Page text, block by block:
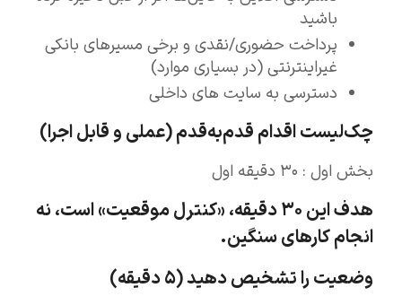
باشید
پرداخت حضوری/نقدی و برخی مسیرهای بانکی
غیراینترنتی (در بسیاری موارد)
دسترسی به سایت های داخلی
چک‌لیست اقدام قدم‌به‌قدم (عملی و قابل اجرا)
بخش اول : ۳۰ دقیقه اول
هدف این ۳۰ دقیقه، «کنترل موقعیت» است، نه
انجام کارهای سنگین.
وضعیت را تشخیص دهید (۵ دقیقه)